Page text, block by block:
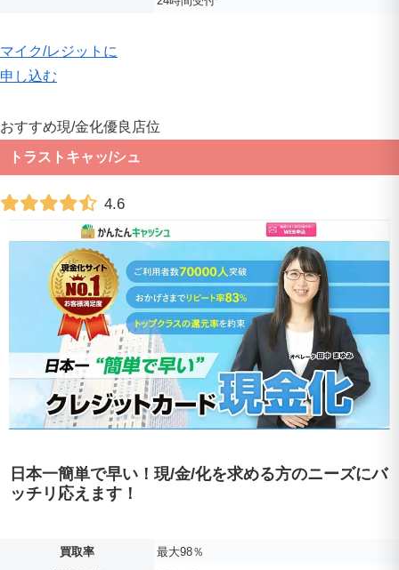
マイク/レジットに
申し込む
おすすめ現/金化優良店位
トラストキャッ/シュ
4.6
日本一簡単で早い！現/金/化を求める方のニーズにバ
ッチリ応えます！
買取率
最大98％